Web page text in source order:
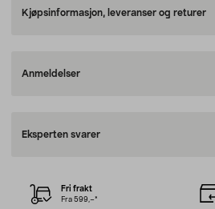
Kjøpsinformasjon, leveranser og returer
Anmeldelser
Eksperten svarer
Fri frakt
Fra 599,–*